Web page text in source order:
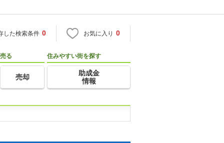
した検索条件 0 お気に入り 0
売る
売却
住みやすい街を探す
助成金
情報